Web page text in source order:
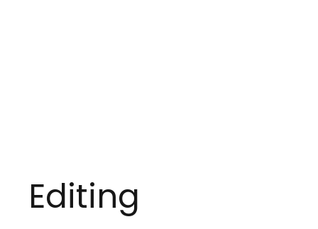
Editing